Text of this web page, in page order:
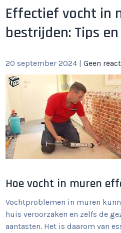
Effectief vocht in
bestrijden: Tips
20 september 2024 |Geen
Hoe vocht in muren
Vochtproblemen in muren
huis veroorzaken en zelfs de
aantasten. Het is daarom van